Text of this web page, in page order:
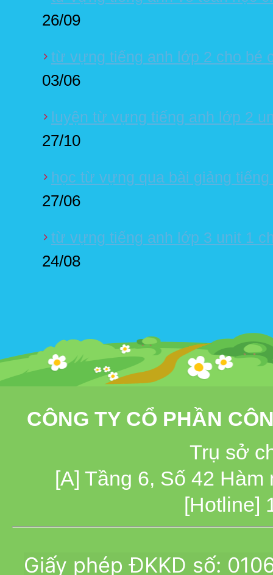
26/09
từ vựng tiếng anh lớp 2 cho bé
03/06
luyện từ vựng tiếng anh lớp 2
27/10
học từ vựng qua bài giảng
27/06
từ vựng tiếng anh lớp 3 unit 1
24/08
CÔNG TY CỔ PHẦN
Trụ sở
[A] Tầng 6, Số 42
[Hotline]
Giấy phép ĐKKD số: